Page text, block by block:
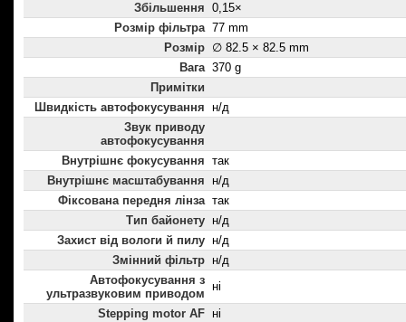
Збільшення 0,15×
Розмір фільтра 77 mm
Розмір ∅ 82.5 × 82.5 mm
Вага 370 g
Примітки
Швидкість автофокусування н/д
Звук приводу
автофокусування
Внутрішнє фокусування так
Внутрішнє масштабування
н/д
Фіксована передня лінза так
Тип байонету н/д
Захист від вологи й пилу н/д
Змінний фільтр н/д
Автофокусування з
ультразвуковим приводом
ні
Stepping motor AF ні